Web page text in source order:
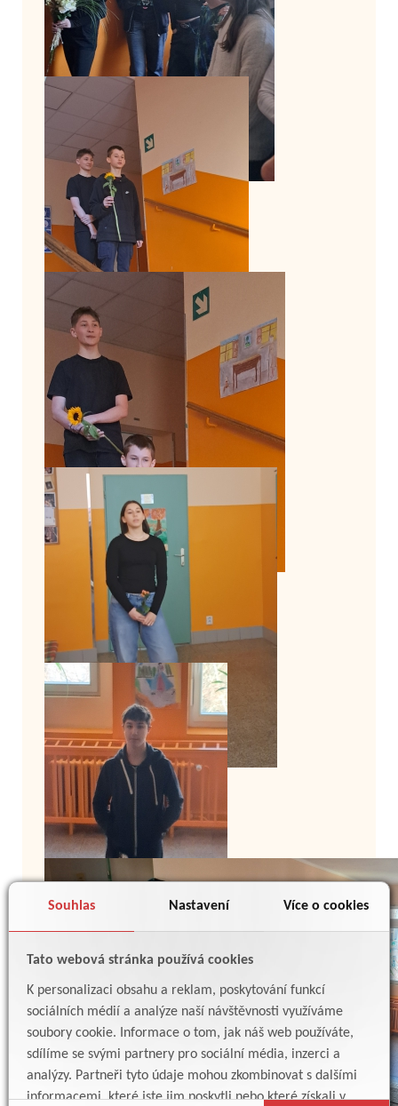
Souhlas Nastavení Více o cookies
Tato webová stránka používá cookies
K personalizaci obsahu a reklam, poskytování funkcí
sociálních médií a analýze naší návštěvnosti využíváme
soubory cookie. Informace o tom, jak náš web používáte,
sdílíme se svými partnery pro sociální média, inzerci a
analýzy. Partneři tyto údaje mohou zkombinovat s dalšími
informacemi, které jste jim poskytli nebo které získali v